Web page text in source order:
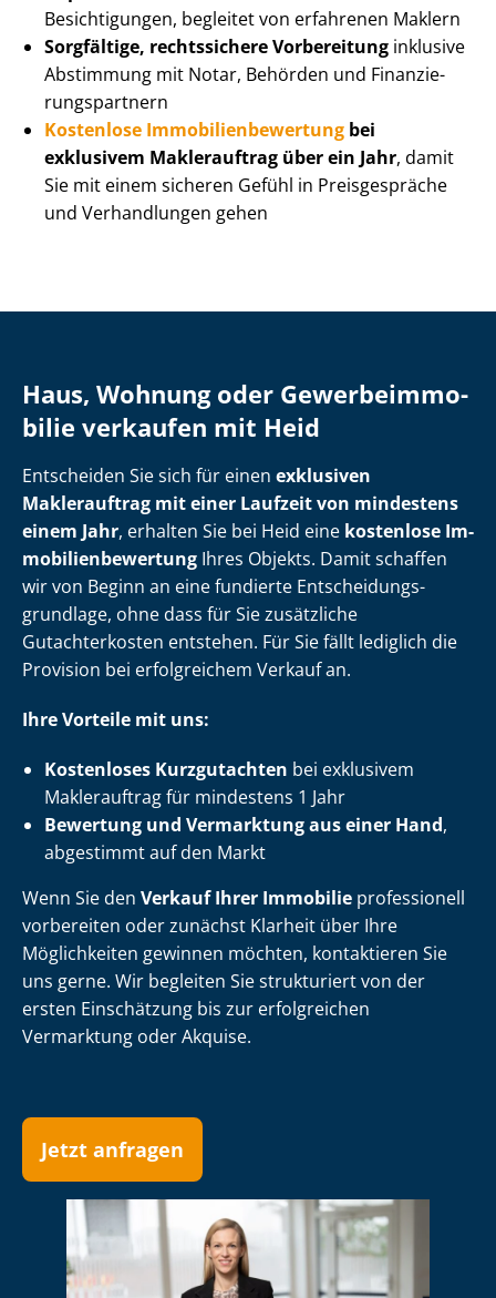
Besichtigungen, begleitet von erfahrenen Maklern
Sorgfältige, rechtssichere Vorbereitung inklusive
Abstimmung mit Notar, Behörden und Fi­nan­zie­
rungs­part­nern
Kostenlose Im­mo­bi­li­en­be­wer­tung bei
exklusivem Maklerauftrag über ein Jahr, damit
Sie mit einem sicheren Gefühl in Preisgespräche
und Verhandlungen gehen
Haus, Wohnung oder Ge­wer­be­im­mo­
bi­lie verkaufen mit Heid
Entscheiden Sie sich für einen exklusiven
Maklerauftrag mit einer Laufzeit von mindestens
einem Jahr, erhalten Sie bei Heid eine kostenlose Im­
mo­bi­li­en­be­wer­tung Ihres Objekts. Damit schaffen
wir von Beginn an eine fundierte Ent­schei­dungs­
grund­la­ge, ohne dass für Sie zusätzliche
Gutachterkosten entstehen. Für Sie fällt lediglich die
Provision bei erfolgreichem Verkauf an.
Ihre Vorteile mit uns:
Kostenloses Kurzgutachten bei exklusivem
Maklerauftrag für mindestens 1 Jahr
Bewertung und Vermarktung aus einer Hand,
abgestimmt auf den Markt
Wenn Sie den Verkauf Ihrer Immobilie professionell
vorbereiten oder zunächst Klarheit über Ihre
Möglichkeiten gewinnen möchten, kontaktieren Sie
uns gerne. Wir begleiten Sie strukturiert von der
ersten Einschätzung bis zur erfolgreichen
Vermarktung oder Akquise.
Jetzt anfragen